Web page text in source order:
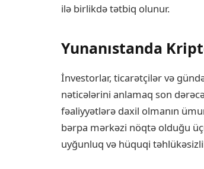
ilə birlikdə tətbiq olunur.
Yunanıstanda
İnvestorlar, ticarətçilər və
nəticələrini anlamaq son
fəaliyyətlərə daxil olmanın
bərpa mərkəzi nöqtə olduğu
uyğunluq və hüquqi